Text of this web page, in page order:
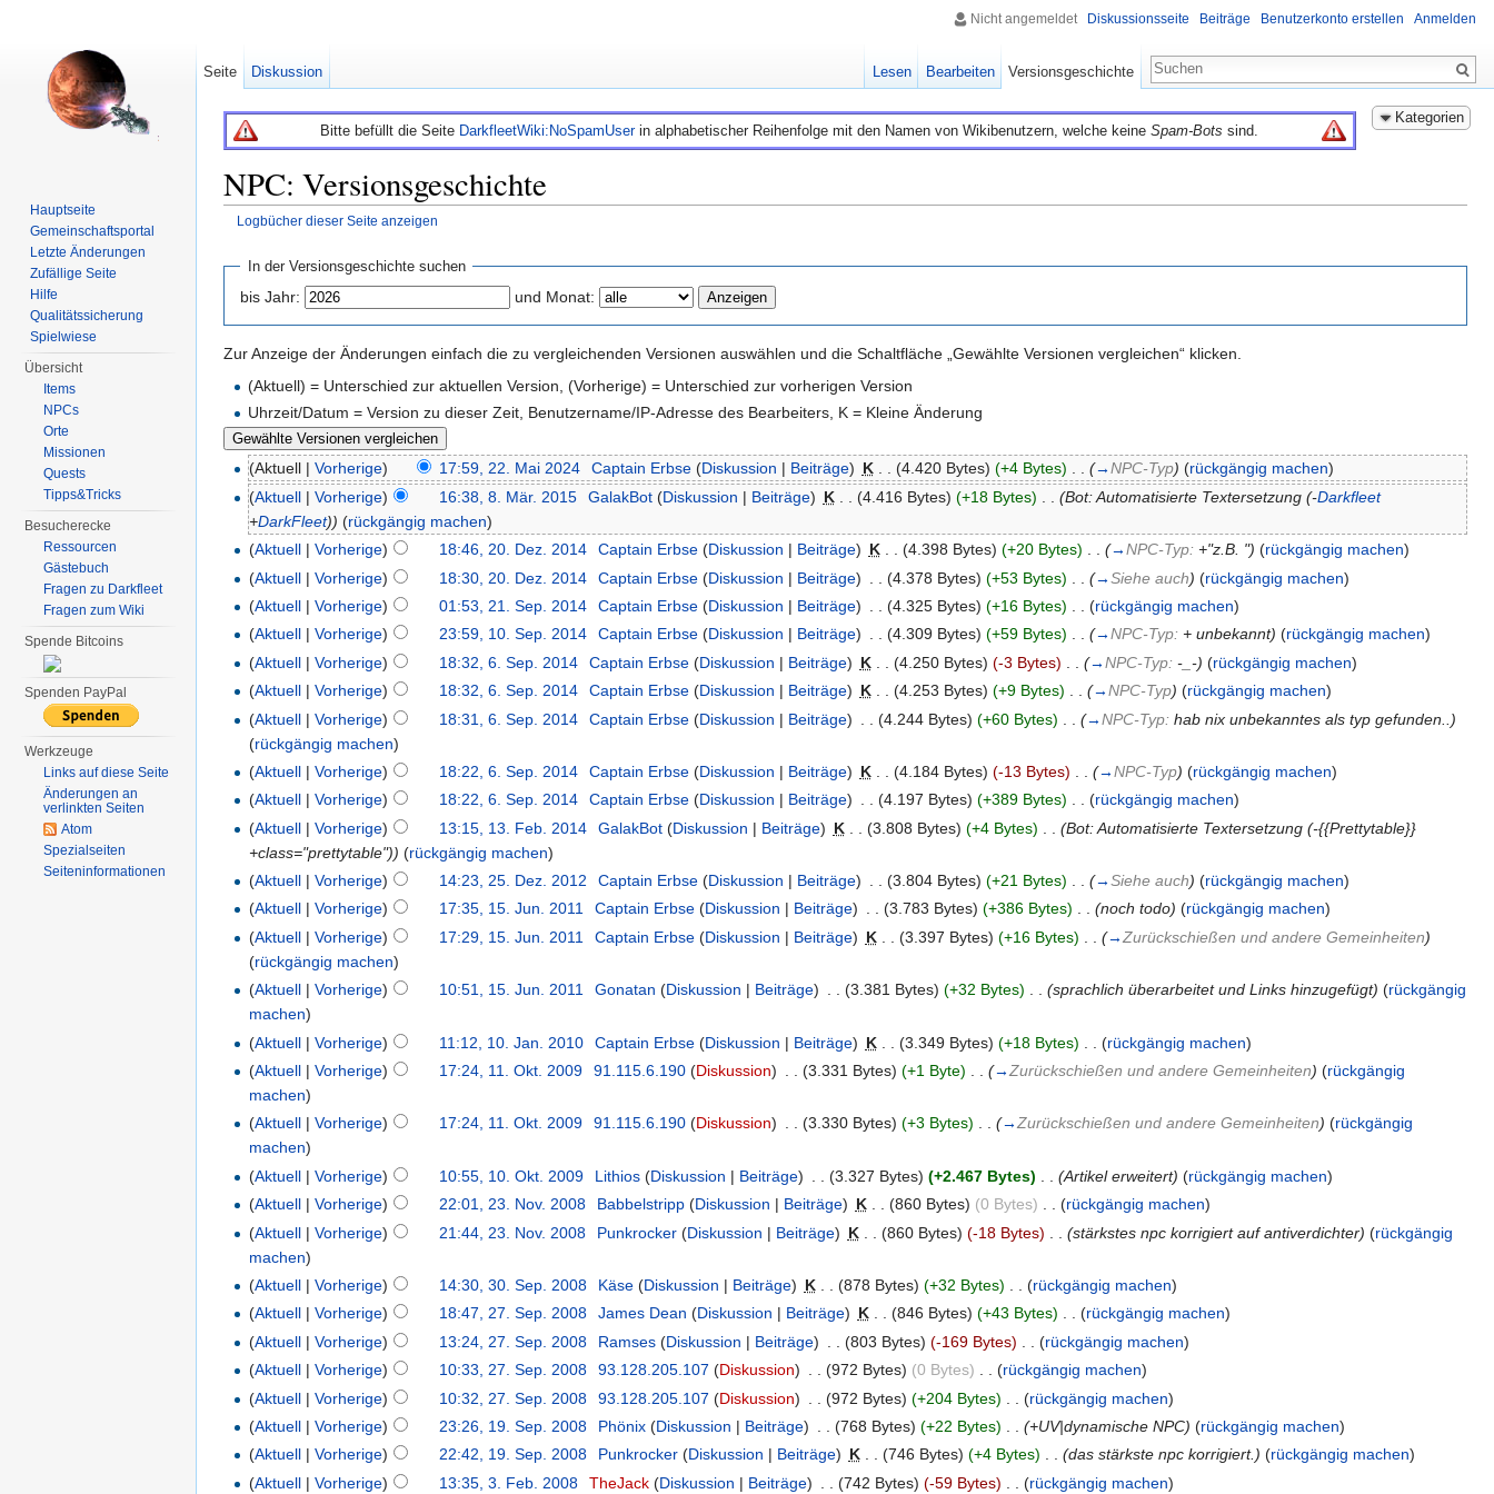
Kategorien
Bitte befüllt die Seite DarkfleetWiki:NoSpamUserin alphabetischer Reihenfolge mit den Namen von Wikibenutzern, welche keine Spam-Bots sind.
NPC: Versionsgeschichte
Logbücher dieser Seite anzeigen
In der Versionsgeschichte suchen
bis Jahr: und Monat:
Zur Anzeige der Änderungen einfach die zu vergleichenden Versionen auswählen und die Schaltfläche „Gewählte Versionen vergleichen“ klicken.
(Aktuell) = Unterschied zur aktuellen Version, (Vorherige) = Unterschied zur vorherigen Version
Uhrzeit/Datum = Version zu dieser Zeit, Benutzername/IP-Adresse des Bearbeiters, K = Kleine Änderung
(Aktuell |Vorherige) 17:59, 22. Mai 2024 Captain Erbse (Diskussion | Beiträge) K . . (4.420 Bytes) (+4 Bytes) . . (→NPC-Typ) (rückgängig machen)
(Aktuell |Vorherige) 16:38, 8. Mär. 2015 GalakBot (Diskussion | Beiträge) K (4.416 Bytes) (+18 Bytes) (Bot: Automatisierte Textersetzung (-Darkfleet
+DarkFleet)) (rückgängig machen)
(Aktuell |Vorherige) 18:46, 20. Dez. 2014 Captain Erbse (Diskussion | Beiträge) K (4.398 Bytes) (+20 Bytes) (→NPC-Typ: +"z.B. ") (rückgängig machen)
(Aktuell |Vorherige) 18:30, 20. Dez. 2014 Captain Erbse (Diskussion | Beiträge) (4.378 Bytes) (+53 Bytes) (→Siehe auch) (rückgängig machen)
(Aktuell |Vorherige) 01:53, 21. Sep. 2014 Captain Erbse (Diskussion | Beiträge) (4.325 Bytes) (+16 Bytes) (rückgängig machen)
(Aktuell |Vorherige) 23:59, 10. Sep. 2014 Captain Erbse (Diskussion | Beiträge) . . (4.309 Bytes) (+59 Bytes) . . (→NPC-Typ: + unbekannt) (rückgängig machen)
(Aktuell |Vorherige) 18:32, 6. Sep. 2014 Captain Erbse (Diskussion | Beiträge) K (4.250 Bytes) (-3 Bytes) (→NPC-Typ: -_-) (rückgängig machen)
(Aktuell |Vorherige) 18:32, 6. Sep. 2014 Captain Erbse (Diskussion | Beiträge) K (4.253 Bytes) (+9 Bytes) (→NPC-Typ) (rückgängig machen)
(Aktuell |Vorherige) 18:31, 6. Sep. 2014 Captain Erbse (Diskussion | Beiträge) (4.244 Bytes) (+60 Bytes) (→NPC-Typ: hab nix unbekanntes als typ gefunden.. )
(rückgängig machen)
(Aktuell |Vorherige) 18:22, 6. Sep. 2014 Captain Erbse (Diskussion | Beiträge) K (4.184 Bytes) (-13 Bytes) (→NPC-Typ) (rückgängig machen)
(Aktuell |Vorherige) 18:22, 6. Sep. 2014 Captain Erbse (Diskussion | Beiträge) . . (4.197 Bytes) (+389 Bytes) . . (rückgängig machen)
(Aktuell |Vorherige) 13:15, 13. Feb. 2014 GalakBot (Diskussion | Beiträge) K (3.808 Bytes) (+4 Bytes)
(Bot: Automatisierte Textersetzung (-{{Prettytable}}
+class="prettytable")) (rückgängig machen)
(Aktuell |Vorherige) 14:23, 25. Dez. 2012 Captain Erbse (Diskussion | Beiträge) (3.804 Bytes) (+21 Bytes) (→Siehe auch) (rückgängig machen)
(Aktuell |Vorherige) 17:35, 15. Jun. 2011 Captain Erbse (Diskussion | Beiträge) . . (3.783 Bytes) (+386 Bytes) . . (noch todo) (rückgängig machen)
(Aktuell |Vorherige) 17:29, 15. Jun. 2011 Captain Erbse (Diskussion | Beiträge) K (3.397 Bytes) (+16 Bytes) (→Zurückschießen und andere Gemeinheiten)
(rückgängig machen)
(Aktuell |Vorherige) 10:51, 15. Jun. 2011 Gonatan (Diskussion | Beiträge) . . (3.381 Bytes) (+32 Bytes) . . (sprachlich überarbeitet und Links hinzugefügt) (rückgängig
machen)
(Aktuell |Vorherige) 11:12, 10. Jan. 2010 Captain Erbse (Diskussion | Beiträge) K (3.349 Bytes) (+18 Bytes) (rückgängig machen)
(Aktuell |Vorherige) 17:24, 11. Okt. 2009 91.115.6.190 (Diskussion) (3.331 Bytes) (+1 Byte) (→Zurückschießen und andere Gemeinheiten) (rückgängig
machen)
(Aktuell |Vorherige) 17:24, 11. Okt. 2009 91.115.6.190 (Diskussion) . . (3.330 Bytes) (+3 Bytes) . . (→Zurückschießen und andere Gemeinheiten) (rückgängig
machen)
(Aktuell |Vorherige) 10:55, 10. Okt. 2009 Lithios (Diskussion | Beiträge) (3.327 Bytes) (+2.467 Bytes) (Artikel erweitert) (rückgängig machen)
(Aktuell |Vorherige) 22:01, 23. Nov. 2008 Babbelstripp (Diskussion | Beiträge) K . . (860 Bytes) (0 Bytes) . . (rückgängig machen)
(Aktuell |Vorherige) 21:44, 23. Nov. 2008 Punkrocker (Diskussion | Beiträge) K (860 Bytes) (-18 Bytes) (stärkstes npc korrigiert auf antiverdichter) (rückgängig
machen)
(Aktuell |Vorherige) 14:30, 30. Sep. 2008 Käse (Diskussion | Beiträge) K (878 Bytes) (+32 Bytes) (rückgängig machen)
(Aktuell |Vorherige) 18:47, 27. Sep. 2008 James Dean (Diskussion | Beiträge) K . . (846 Bytes) (+43 Bytes) . . (rückgängig machen)
(Aktuell |Vorherige) 13:24, 27. Sep. 2008 Ramses (Diskussion | Beiträge) (803 Bytes) (-169 Bytes) (rückgängig machen)
(Aktuell |Vorherige) 10:33, 27. Sep. 2008 93.128.205.107 (Diskussion) (972 Bytes) (0 Bytes) (rückgängig machen)
(Aktuell |Vorherige) 10:32, 27. Sep. 2008 93.128.205.107 (Diskussion) (972 Bytes) (+204 Bytes) (rückgängig machen)
(Aktuell |Vorherige) 23:26, 19. Sep. 2008 Phönix (Diskussion | Beiträge) (768 Bytes) (+22 Bytes) (+UV|dynamische NPC) (rückgängig machen)
(Aktuell |Vorherige) 22:42, 19. Sep. 2008 Punkrocker (Diskussion | Beiträge) K . . (746 Bytes) (+4 Bytes) . . (das stärkste npc korrigiert.) (rückgängig machen)
(Aktuell |Vorherige) 13:35, 3. Feb. 2008 TheJack (Diskussion | Beiträge) (742 Bytes) (-59 Bytes) (rückgängig machen)
Nicht angemeldet Diskussionsseite Beiträge Benutzerkonto erstellen Anmelden
Seite Diskussion Lesen Bearbeiten Versionsgeschichte
Hauptseite
Gemeinschaftsportal
Letzte Änderungen
Zufällige Seite
Hilfe
Qualitätssicherung
Spielwiese
Übersicht
Items
NPCs
Orte
Missionen
Quests
Tipps&Tricks
Besucherecke
Ressourcen
Gästebuch
Fragen zu Darkfleet
Fragen zum Wiki
Spende Bitcoins
Spenden PayPal
Werkzeuge
Links auf diese Seite
Änderungen an
verlinkten Seiten
Atom
Spezialseiten
Seiten­informationen